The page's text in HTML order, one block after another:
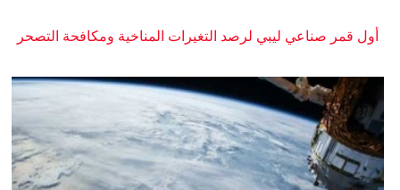
أول قمر صناعي ليبي لرصد التغيرات المناخية ومكافحة التصحر